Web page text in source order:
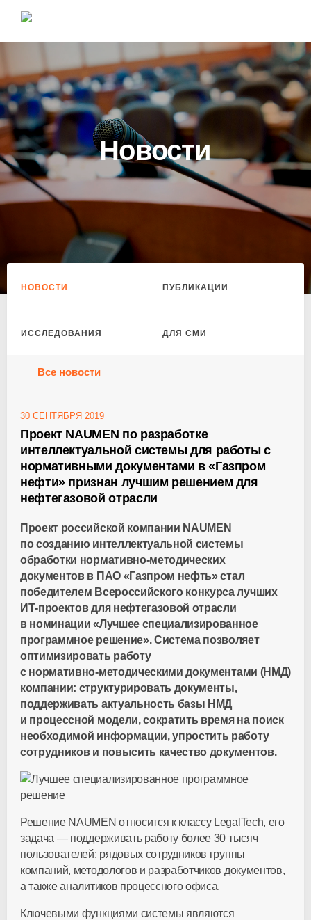
Новости
НОВОСТИ ПУБЛИКАЦИИ
ИССЛЕДОВАНИЯ ДЛЯ СМИ
Все новости
30 СЕНТЯБРЯ 2019
Проект NAUMEN по разработке
интеллектуальной системы для работы с
нормативными документами в «Газпром
нефти» признан лучшим решением для
нефтегазовой отрасли
Проект российской компании NAUMEN
по созданию интеллектуальной системы
обработки нормативно-методических
документов в П АО «Газпром нефть»стал
победителем Всероссийского конкурса лучших
ИТ-проектовдля нефтегазовой отрасли
в номинации «Лучшее специализированное
программное решение». Система позволяет
оптимизировать работу
с нормативно-методическими документами (НМД)
компании: структурировать документы,
поддерживать актуальность базы НМД
и процессной модели, сократить время на поиск
необходимой информации, упростить работу
сотрудников и повысить качество документов.
Решение NAUMEN относится к классу LegalTech, его
задача — поддерживать работу более 30 тысяч
пользователей: рядовых сотрудников группы
компаний, методологов и разработчиков документов,
а также аналитиков процессного офиса.
Ключевыми функциями системы являются